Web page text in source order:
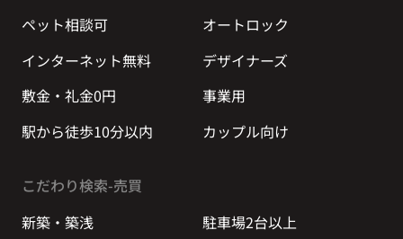
ペット相談可
オートロック
インターネット無料
デザイナーズ
敷金・礼金0円
事業用
駅から徒歩10分以内
カップル向け
こだわり検索-売買
新築・築浅
駐車場2台以上